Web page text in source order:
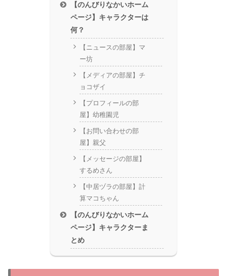
【のんびりなかいホーム
ページ】キャラクターは
何？
【ニュースの部屋】マ
ー坊
【メディアの部屋】チ
ョコザイ
【プロフィールの部
屋】幼稚園児
【お問い合わせの部
屋】親父
【メッセージの部屋】
するめさん
【中居ヅラの部屋】計
算マコちゃん
【のんびりなかいホーム
ページ】キャラクターま
とめ